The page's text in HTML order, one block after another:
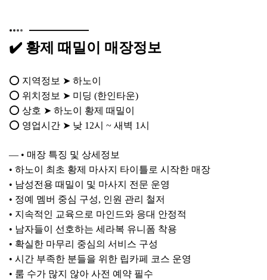
✔️ 황제 때밀이 매장정보
⭕ 지역정보 ➤ 하노이
⭕ 위치정보 ➤ 미딩 (한인타운)
⭕ 상호 ➤ 하노이 황제 때밀이
⭕ 영업시간 ➤ 낮 12시 ~ 새벽 1시
— • 매장 특징 및 상세정보
• 하노이 최초 황제 마사지 타이틀로 시작한 매장
• 남성전용 때밀이 및 마사지 전문 운영
• 정예 멤버 중심 구성, 인원 관리 철저
• 지속적인 교육으로 마인드와 응대 안정적
• 남자들이 선호하는 세라복 유니폼 착용
• 확실한 마무리 중심의 서비스 구성
• 시간 부족한 분들을 위한 립카페 코스 운영
• 룸 수가 많지 않아 사전 예약 필수